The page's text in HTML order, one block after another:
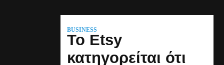
BUSINESS
Το Etsy
κατηγορείται ότι